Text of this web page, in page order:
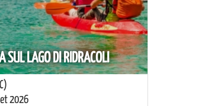
SUL LAGO DI RIDRACOLI
2026